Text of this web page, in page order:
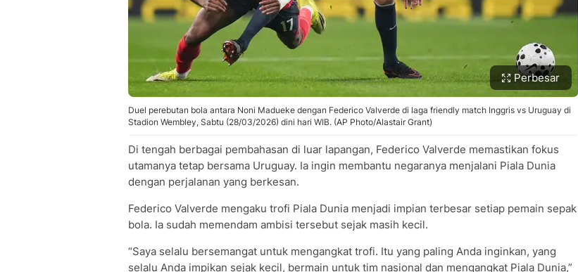
Perbesar
Duel perebutan bola antara Noni Madueke dengan Federico Valverde di laga friendly match Inggris vs Uruguay di
Stadion Wembley, Sabtu (28/03/2026) dini hari WIB. (AP Photo/Alastair Grant)
Di tengah berbagai pembahasan di luar lapangan, Federico Valverde memastikan fokus
utamanya tetap bersama Uruguay. Ia ingin membantu negaranya menjalani Piala Dunia
dengan perjalanan yang berkesan.
Federico Valverde mengaku trofi Piala Dunia menjadi impian terbesar setiap pemain sepak
bola. Ia sudah memendam ambisi tersebut sejak masih kecil.
“Saya selalu bersemangat untuk mengangkat trofi. Itu yang paling Anda inginkan, yang
selalu Anda impikan sejak kecil, bermain untuk tim nasional dan mengangkat Piala Dunia,”